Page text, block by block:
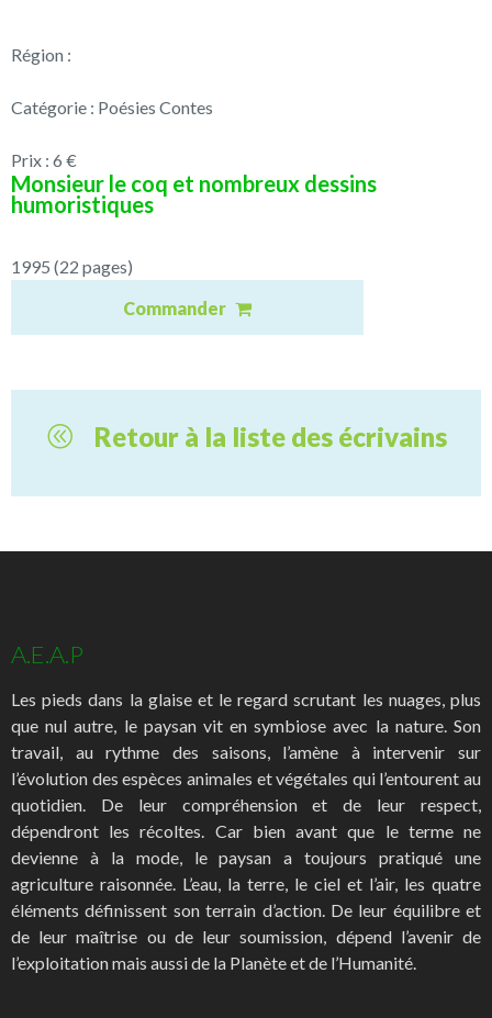
Région :
Catégorie : Poésies Contes
Prix : 6 €
Monsieur le coq et nombreux dessins
humoristiques
1995 (22 pages)
Commander
Retour à la liste des écrivains
A.E.A.P
Les pieds dans la glaise et le regard scrutant les nuages, plus
que nul autre, le paysan vit en symbiose avec la nature. Son
travail, au rythme des saisons, l’amène à intervenir sur
l’évolution des espèces animales et végétales qui l’entourent au
quotidien. De leur compréhension et de leur respect,
dépendront les récoltes. Car bien avant que le terme ne
devienne à la mode, le paysan a toujours pratiqué une
agriculture raisonnée. L’eau, la terre, le ciel et l’air, les quatre
éléments définissent son terrain d’action. De leur équilibre et
de leur maîtrise ou de leur soumission, dépend l’avenir de
l’exploitation mais aussi de la Planète et de l’Humanité.